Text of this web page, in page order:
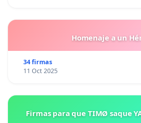
Homenaje a un
34 firmas
11 Oct 2025
Firmas para que TIMØ saque